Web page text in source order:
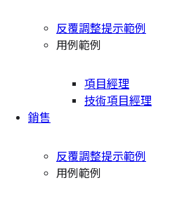
反覆調整提示範例
用例範例
項目經理
技術項目經理
銷售
反覆調整提示範例
用例範例